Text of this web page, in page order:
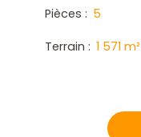
Pièces : 5
Terrain : 1 571 m²